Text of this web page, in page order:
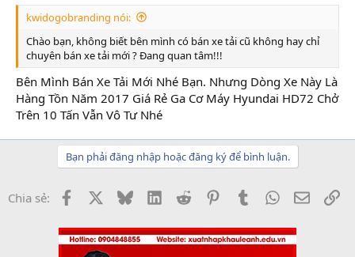
kwidogobranding nói:
Chào bạn, không biết bên mình có bán xe tải cũ không hay chỉ
chuyên bán xe tải mới ? Đang quan tâm!!!
Bên Mình Bán Xe Tải Mới Nhé Bạn. Nhưng Dòng Xe Này Là
Hàng Tồn Năm 2017 Giá Rẻ Ga Cơ Máy Hyundai HD72 Chở
Trên 10 Tấn Vẫn Vô Tư Nhé
Bạn phải đăng nhập hoặc đăng ký để bình luận.
Chia sẻ: Facebook BlueskyLinkedInReddit PinterestTumblrWhatsApp
Email